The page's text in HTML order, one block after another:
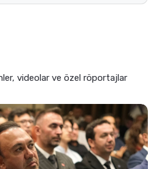
videolar ve özel röportajlar